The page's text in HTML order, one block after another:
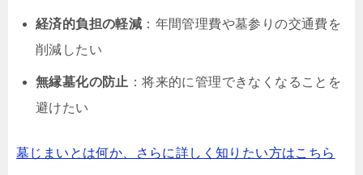
経済的負担の軽減 ：年間管理費や墓参りの交通費を
削減したい
無縁墓化の防止 ：将来的に管理できなくなることを
避けたい
墓じまいとは何か、さらに詳しく知りたい方はこちら